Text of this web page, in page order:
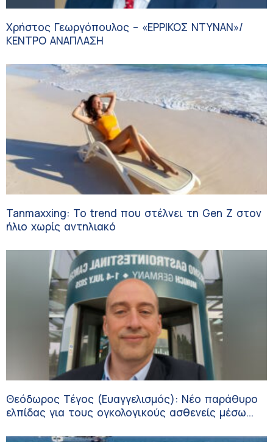
Χρήστος Γεωργόπουλος – «ΕΡΡΙΚΟΣ ΝΤΥΝΑΝ»/
ΚΕΝΤΡΟ ΑΝΑΠΛΑΣΗ
Tanmaxxing: To trend που στέλνει τη Gen Z στον
ήλιο χωρίς αντηλιακό
Θεόδωρος Τέγος (Ευαγγελισμός): Νέο παράθυρο
ελπίδας για τους ογκολογικούς ασθενείς μέσω